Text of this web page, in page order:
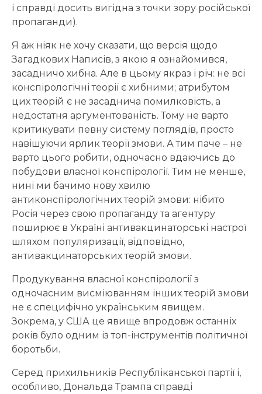
і справді досить вигідна з точки зору російської
пропаганди).
Я аж ніяк не хочу сказати, що версія щодо
Загадкових Написів, з якою я ознайомився,
засадничо хибна. Але в цьому якраз і річ: не всі
конспірологічні теорії є хибними; атрибутом
цих теорій є не засаднича помилковість, а
недостатня аргументованість. Тому не варто
критикувати певну систему поглядів, просто
навішуючи ярлик теорії змови. А тим паче – не
варто цього робити, одночасно вдаючись до
побудови власної конспірології. Тим не менше,
нині ми бачимо нову хвилю
антиконспірологічних теорій змови: нібито
Росія через свою пропаганду та агентуру
поширює в Україні антивакцинаторські настрої
шляхом популяризації, відповідно,
антивакцинаторських теорій змови.
Продукування власної конспірології з
одночасним висміюванням інших теорій змови
не є специфічно українським явищем.
Зокрема, у США це явище впродовж останніх
років було одним із топ-інструментів політичної
боротьби.
Серед прихильників Республіканської партії і,
особливо, Дональда Трампа справді